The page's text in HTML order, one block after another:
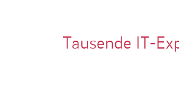
Tausende IT-